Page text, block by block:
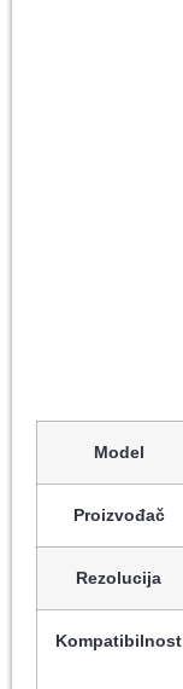
Model
Proizvođač
Rezolucija
Kompatibilnost